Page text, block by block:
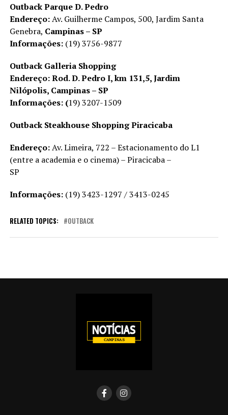
Outback Parque D. Pedro
Endereço:Av. Guilherme Campos, 500, Jardim Santa
Genebra, Campinas – SP
Informações: (19) 3756-9877
Outback Galleria Shopping
Endereço:Rod. D. Pedro I, km 131,5, Jardim
Nilópolis, Campinas – SP
Informações: (19) 3207-1509
Outback Steakhouse Shopping Piracicaba
Endereço:Av. Limeira, 722 – Estacionamento do L1
(entre a academia e o cinema) – Piracicaba –
SP
Informações:(19) 3423-1297 / 3413-0245
RELATED TOPICS: OUTBACK